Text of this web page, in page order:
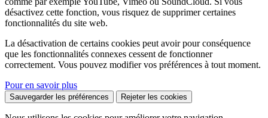
désactivez cette fonction, vous risquez de supprimer certaines
fonctionnalités du site web.
La désactivation de certains cookies peut avoir pour conséquence
que les fonctionnalités connexes cessent de fonctionner
correctement. Vous pouvez modifier vos préférences à tout moment.
Pour en savoir plus
Sauvegarder les préférences Rejeter les cookies